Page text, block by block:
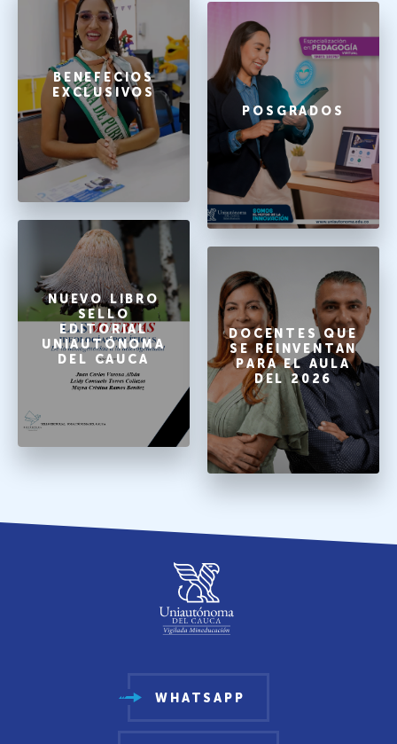
BENEFECIOS
EXCLUSIVOS
POSGRADOS
NUEVO LIBRO
SELLO
EDITORIAL
UNIAUTÓNOMA
DEL CAUCA
DOCENTES QUE
SE REINVENTAN
PARA EL AULA
DEL 2026
WHATSAPP